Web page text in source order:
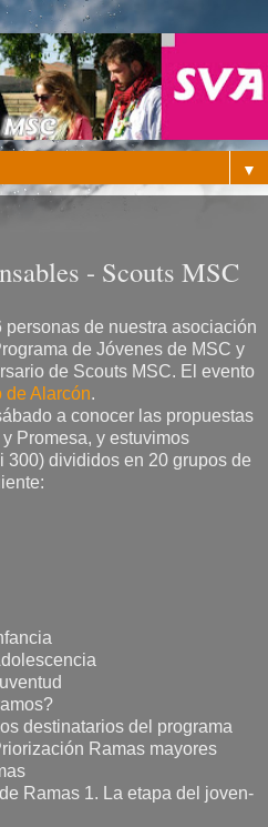
▼
- Scouts MSC
personas de nuestra asociación
de Jóvenes de MSC y
de Scouts MSC. El evento
de Alarcón.
a conocer las propuestas
Promesa, y estuvimos
300) divididos en 20 grupos de
destinatarios del programa
Ramas mayores
Ramas 1. La etapa del joven-